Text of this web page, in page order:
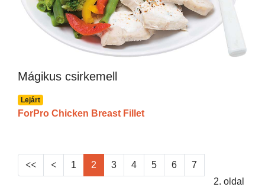
Mágikus csirkemell
Lejárt
ForPro Chicken Breast Fillet
1 2 3 4 5 6 7
2. oldal